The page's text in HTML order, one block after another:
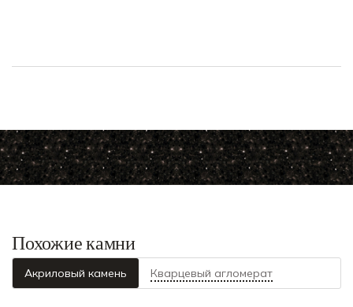
Похожие камни
Акриловый камень Кварцевый агломерат